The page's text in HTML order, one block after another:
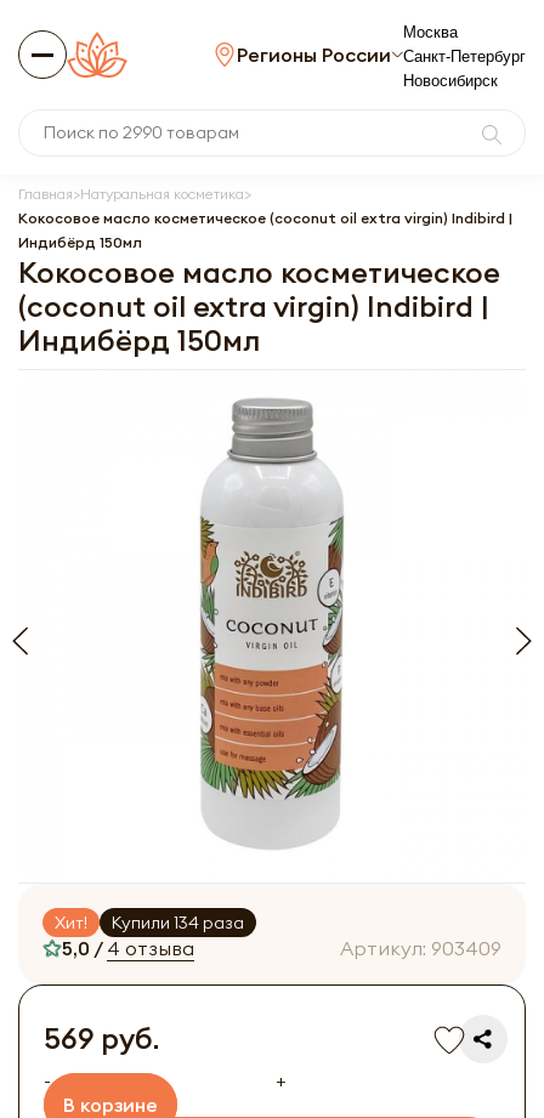
Регионы России
Москва
Санкт-Петербург
Новосибирск
Главная Натуральная косметика
Кокосовое масло косметическое (coconut oil extra virgin) Indibird |
Индибёрд 150мл
Кокосовое масло косметическое
(coconut oil extra virgin) Indibird |
Индибёрд 150мл
Хит! Купили 134 раза
5,0 / 4 отзыва Артикул: 903409
569 руб.
-
+
В корзине